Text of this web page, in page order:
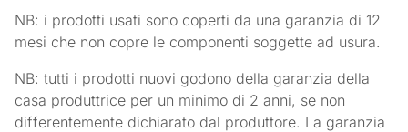
NB: i prodotti usati sono coperti da una garanzia di 12
mesi che non copre le componenti soggette ad usura.
NB: tutti i prodotti nuovi godono della garanzia della
casa produttrice per un minimo di 2 anni, se non
differentemente dichiarato dal produttore. La garanzia